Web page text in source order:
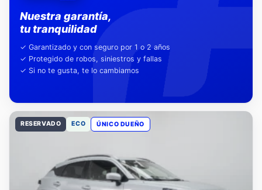
Nuestra garantía,
✓ Garantizado y con seguro por 1 o 2 años
✓ Protegido de robos, siniestros y fallas
RESERVADO ECO